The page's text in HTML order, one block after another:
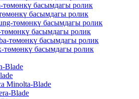
төмөнкү басымдагы ролик
басымдагы ролик
төмөнкү басымдагы ролик
басымдагы ролик
төмөнкү басымдагы ролик
төмөнкү басымдагы ролик
Blade
Minolta-Blade
Blade